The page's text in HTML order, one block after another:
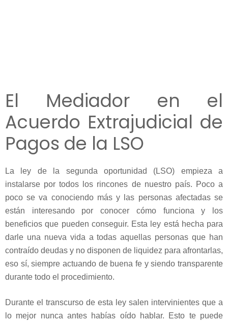
El Mediador en el
Acuerdo Extrajudicial de
Pagos de la LSO
La ley de la segunda oportunidad (LSO) empieza a
instalarse por todos los rincones de nuestro país. Poco a
poco se va conociendo más y las personas afectadas se
están interesando por conocer cómo funciona y los
beneficios que pueden conseguir. Esta ley está hecha para
darle una nueva vida a todas aquellas personas que han
contraído deudas y no disponen de liquidez para afrontarlas,
eso sí, siempre actuando de buena fe y siendo transparente
durante todo el procedimiento.
Durante el transcurso de esta ley salen intervinientes que a
lo mejor nunca antes habías oído hablar. Esto te puede